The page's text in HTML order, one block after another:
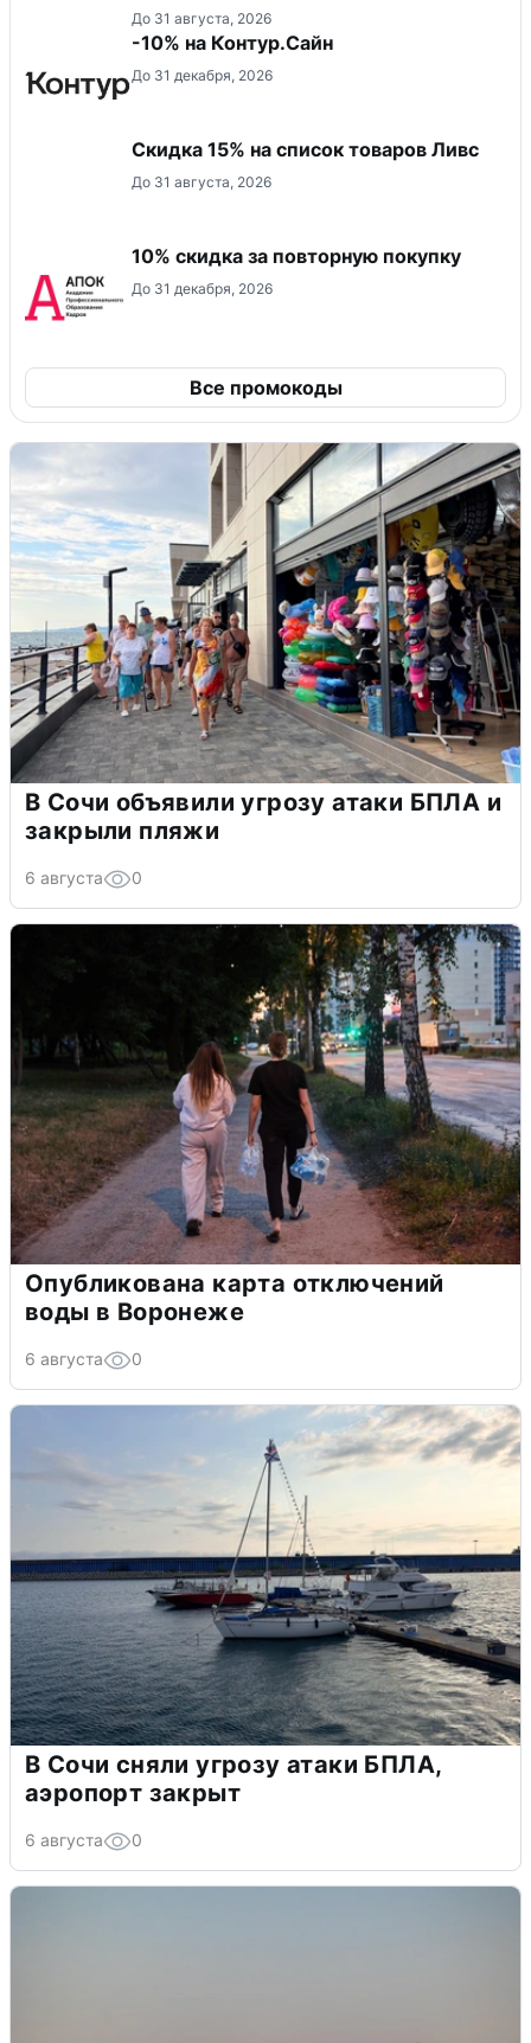
До 31 августа, 2026
-10% на Контур.Сайн
До 31 декабря, 2026
Скидка 15% на список товаров Ливс
До 31 августа, 2026
10% скидка за повторную покупку
До 31 декабря, 2026
Все промокоды
В Сочи объявили угрозу атаки БПЛА и
закрыли пляжи
6 августа 0
Опубликована карта отключений
воды в Воронеже
6 августа 0
В Сочи сняли угрозу атаки БПЛА,
аэропорт закрыт
6 августа 0